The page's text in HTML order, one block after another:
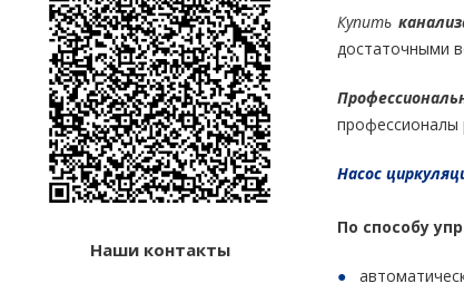
Купить
достаточными
профессионалы
Насос
По способу
Наши контакты